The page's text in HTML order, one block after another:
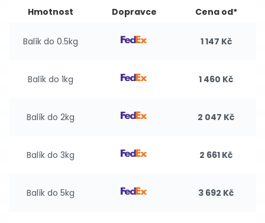
Hmotnost Dopravce Cena od*
Balík do 0.5kg 1 147 Kč
Balík do 1kg 1 460 Kč
Balík do 2kg 2 047 Kč
Balík do 3kg 2 661 Kč
Balík do 5kg 3 692 Kč